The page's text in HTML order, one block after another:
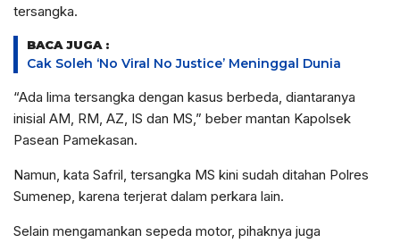
tersangka.
BACA JUGA :
Cak Soleh ‘No Viral No Justice’ Meninggal Dunia
“Ada lima tersangka dengan kasus berbeda, diantaranya
inisial AM, RM, AZ, IS dan MS,” beber mantan Kapolsek
Pasean Pamekasan.
Namun, kata Safril, tersangka MS kini sudah ditahan Polres
Sumenep, karena terjerat dalam perkara lain.
Selain mengamankan sepeda motor, pihaknya juga